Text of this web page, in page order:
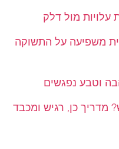
עלויות מול דלק
משפיעה על התשוקה
וטבע נפגשים
מדריך כן, רגיש ומכבד